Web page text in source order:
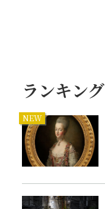
ランキング
NEW